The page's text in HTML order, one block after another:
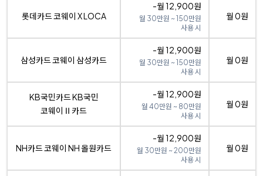
롯데카드 코웨이 X LOCA
-월 12,900원
월 30만원 ~ 150만원
사용 시
월 0원
삼성카드 코웨이 삼성카드
-월 12,900원
월 30만원 ~ 150만원
사용 시
월 0원
KB국민카드 KB국민
코웨이Ⅱ카드
-월 12,900원
월 40만원 ~ 80만원
사용 시
월 0원
NH카드 코웨이 NH 올원카드
-월 12,900원
월 30만원 ~ 200만원
사용 시
월 0원